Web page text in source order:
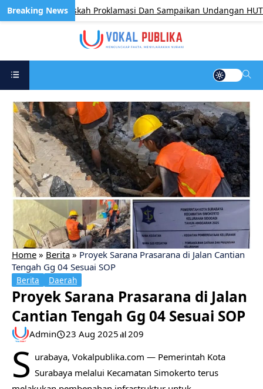
Naskah Proklamasi Dan Sampaikan Undangan HUT RI
Home » Berita » Proyek Sarana Prasarana di Jalan Cantian
Tengah Gg 04 Sesuai SOP
Berita Daerah
Proyek Sarana Prasarana di Jalan
Cantian Tengah Gg 04 Sesuai SOP
Admin 23 Aug 2025 209
S urabaya, Vokalpublika.com — Pemerintah Kota
Surabaya melalui Kecamatan Simokerto terus